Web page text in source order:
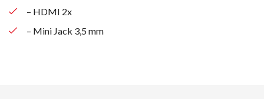
– HDMI 2x
– Mini Jack 3,5 mm